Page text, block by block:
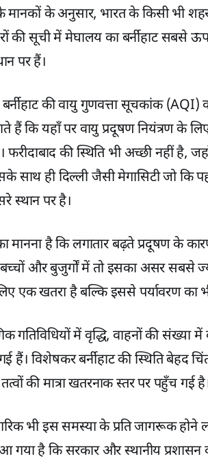
के अनुसार, भारत के किसी भी शहर
की सूची में मेघालय का बर्नीहाट सबसे
पर हैं।
बर्नीहाट की वायु गुणवत्ता सूचकांक
कि यहाँ पर वायु प्रदूषण नियंत्रण के लिए
की स्थिति भी अच्छी नहीं है,
साथ ही दिल्ली जैसी मेगासिटी जो कि
स्थान पर है।
मानना है कि लगातार बढ़ते प्रदूषण के
बच्चों और बुजुर्गों में तो इसका असर सबसे
एक खतरा है बल्कि इससे पर्यावरण का भी
गतिविधियों में वृद्धि, वाहनों की
हैं। विशेषकर बर्नीहाट की स्थिति
तत्वों की मात्रा खतरनाक स्तर पर पहुँच गई
भी इस समस्या के प्रति जागरूक
है कि सरकार और स्थानीय प्रशासन